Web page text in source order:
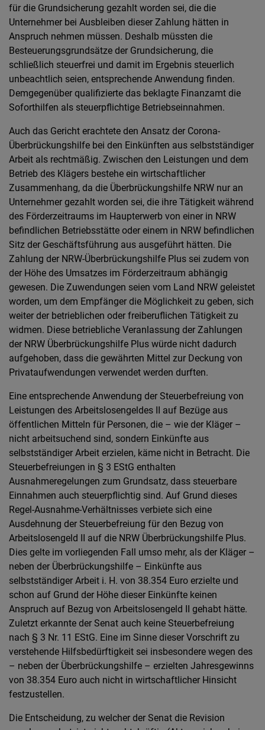
für die Grundsicherung gezahlt worden sei, die die
Unternehmer bei Ausbleiben dieser Zahlung hätten in
Anspruch nehmen müssen. Deshalb müssten die
Besteuerungsgrundsätze der Grundsicherung, die
schließlich steuerfrei und damit im Ergebnis steuerlich
unbeachtlich seien, entsprechende Anwendung finden.
Demgegenüber qualifizierte das beklagte Finanzamt die
Soforthilfen als steuerpflichtige Betriebseinnahmen.
Auch das Gericht erachtete den Ansatz der Corona-
Überbrückungshilfe bei den Einkünften aus selbstständiger
Arbeit als rechtmäßig. Zwischen den Leistungen und dem
Betrieb des Klägers bestehe ein wirtschaftlicher
Zusammenhang, da die Überbrückungshilfe NRW nur an
Unternehmer gezahlt worden sei, die ihre Tätigkeit während
des Förderzeitraums im Haupterwerb von einer in NRW
befindlichen Betriebsstätte oder einem in NRW befindlichen
Sitz der Geschäftsführung aus ausgeführt hätten. Die
Zahlung der NRW-Überbrückungshilfe Plus sei zudem von
der Höhe des Umsatzes im Förderzeitraum abhängig
gewesen. Die Zuwendungen seien vom Land NRW geleistet
worden, um dem Empfänger die Möglichkeit zu geben, sich
weiter der betrieblichen oder freiberuflichen Tätigkeit zu
widmen. Diese betriebliche Veranlassung der Zahlungen
der NRW Überbrückungshilfe Plus würde nicht dadurch
aufgehoben, dass die gewährten Mittel zur Deckung von
Privataufwendungen verwendet werden durften.
Eine entsprechende Anwendung der Steuerbefreiung von
Leistungen des Arbeitslosengeldes II auf Bezüge aus
öffentlichen Mitteln für Personen, die – wie der Kläger –
nicht arbeitsuchend sind, sondern Einkünfte aus
selbstständiger Arbeit erzielen, käme nicht in Betracht. Die
Steuerbefreiungen in § 3 EStG enthalten
Ausnahmeregelungen zum Grundsatz, dass steuerbare
Einnahmen auch steuerpflichtig sind. Auf Grund dieses
Regel-Ausnahme-Verhältnisses verbiete sich eine
Ausdehnung der Steuerbefreiung für den Bezug von
Arbeitslosengeld II auf die NRW Überbrückungshilfe Plus.
Dies gelte im vorliegenden Fall umso mehr, als der Kläger –
neben der Überbrückungshilfe – Einkünfte aus
selbstständiger Arbeit i. H. von 38.354 Euro erzielte und
schon auf Grund der Höhe dieser Einkünfte keinen
Anspruch auf Bezug von Arbeitslosengeld II gehabt hätte.
Zuletzt erkannte der Senat auch keine Steuerbefreiung
nach § 3 Nr. 11 EStG. Eine im Sinne dieser Vorschrift zu
verstehende Hilfsbedürftigkeit sei insbesondere wegen des
– neben der Überbrückungshilfe – erzielten Jahresgewinns
von 38.354 Euro auch nicht in wirtschaftlicher Hinsicht
festzustellen.
Die Entscheidung, zu welcher der Senat die Revision